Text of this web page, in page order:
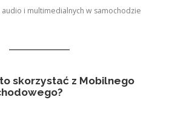
i multimedialnych w samochodzie
skorzystać z Mobilnego